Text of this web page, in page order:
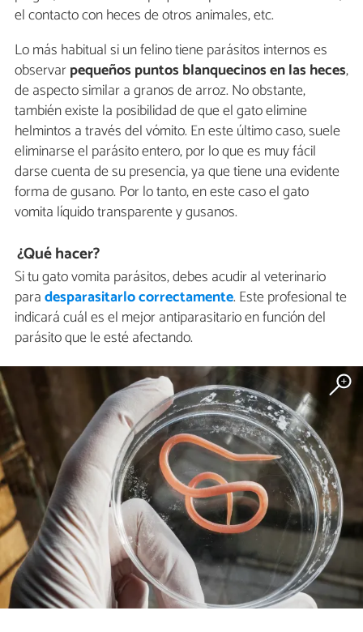
el contacto con heces de otros animales, etc.
Lo más habitual si un felino tiene parásitos internos es
observarpequeños puntos blanquecinos en las heces,
de aspecto similar a granos de arroz. No obstante,
también existe la posibilidad de que el gato elimine
helmintos a través del vómito. En este último caso, suele
eliminarse el parásito entero, por lo que es muy fácil
darse cuenta de su presencia, ya que tiene una evidente
forma de gusano. Por lo tanto, en este caso el gato
vomita líquido transparente y gusanos.
¿Qué hacer?
Si tu gato vomita parásitos, debes acudir al veterinario
paradesparasitarlo correctamente. Este profesional te
indicará cuál es el mejor antiparasitario en función del
parásito que le esté afectando.